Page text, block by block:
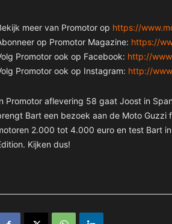
meer van Promotor op https://
op Promotor Magazine: https://
Promotor ook op Facebook: http://
Promotor ook op Instagram: http://
Promotor aflevering 58 gaat Joost in
Bart een bezoek aan de Moto Guzzi
2.000 tot 4.000 euro en test Bart
Kijken dus!